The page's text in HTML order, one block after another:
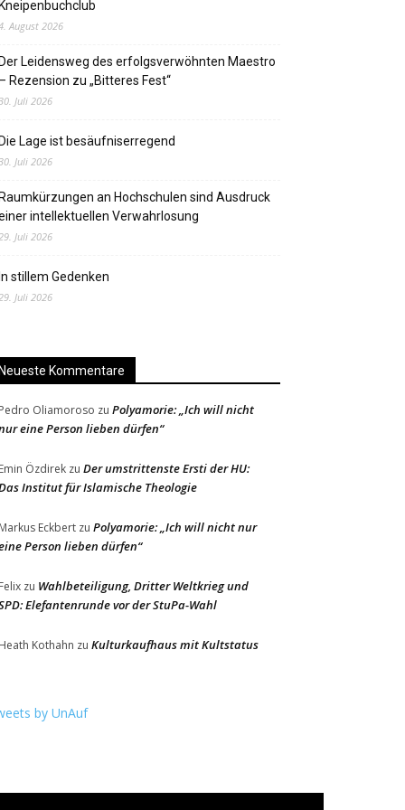
Kneipenbuchclub
August 2026
Der Leidensweg des erfolgsverwöhnten Maestro
– Rezension zu „Bitteres Fest“
Juli 2026
Die Lage ist besäufniserregend
Juli 2026
Raumkürzungen an Hochschulen sind Ausdruck
intellektuellen Verwahrlosung
Juli 2026
In stillem Gedenken
Juli 2026
Neueste Kommentare
Pedro Oliamoroso zu Polyamorie: „Ich will nicht
eine Person lieben dürfen“
Emin Özdirek zu Der umstrittenste Ersti der HU:
Institut für Islamische Theologie
Markus Eckbert zu Polyamorie: „Ich will nicht nur
Person lieben dürfen“
Felix zu Wahlbeteiligung, Dritter Weltkrieg und
Elefantenrunde vor der StuPa-Wahl
Heath Kothahn zu Kulturkaufhaus mit Kultstatus
by UnAuf